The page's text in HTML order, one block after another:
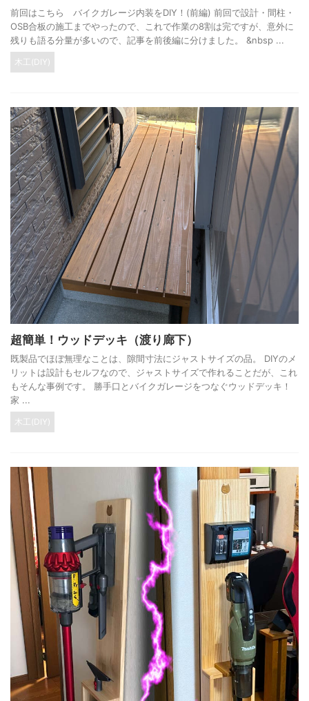
前回はこちら バイクガレージ内装をDIY！(前編) 前回で設計・間柱・
OSB合板の施工までやったので、これで作業の8割は完ですが、意外に
残りも語る分量が多いので、記事を前後編に分けました。 &nbsp ...
木工(DIY)
超簡単！ウッドデッキ（渡り廊下）
既製品でほぼ無理なことは、隙間寸法にジャストサイズの品。 DIYのメ
リットは設計もセルフなので、ジャストサイズで作れることだが、これ
もそんな事例です。 勝手口とバイクガレージをつなぐウッドデッキ！
家 ...
木工(DIY)